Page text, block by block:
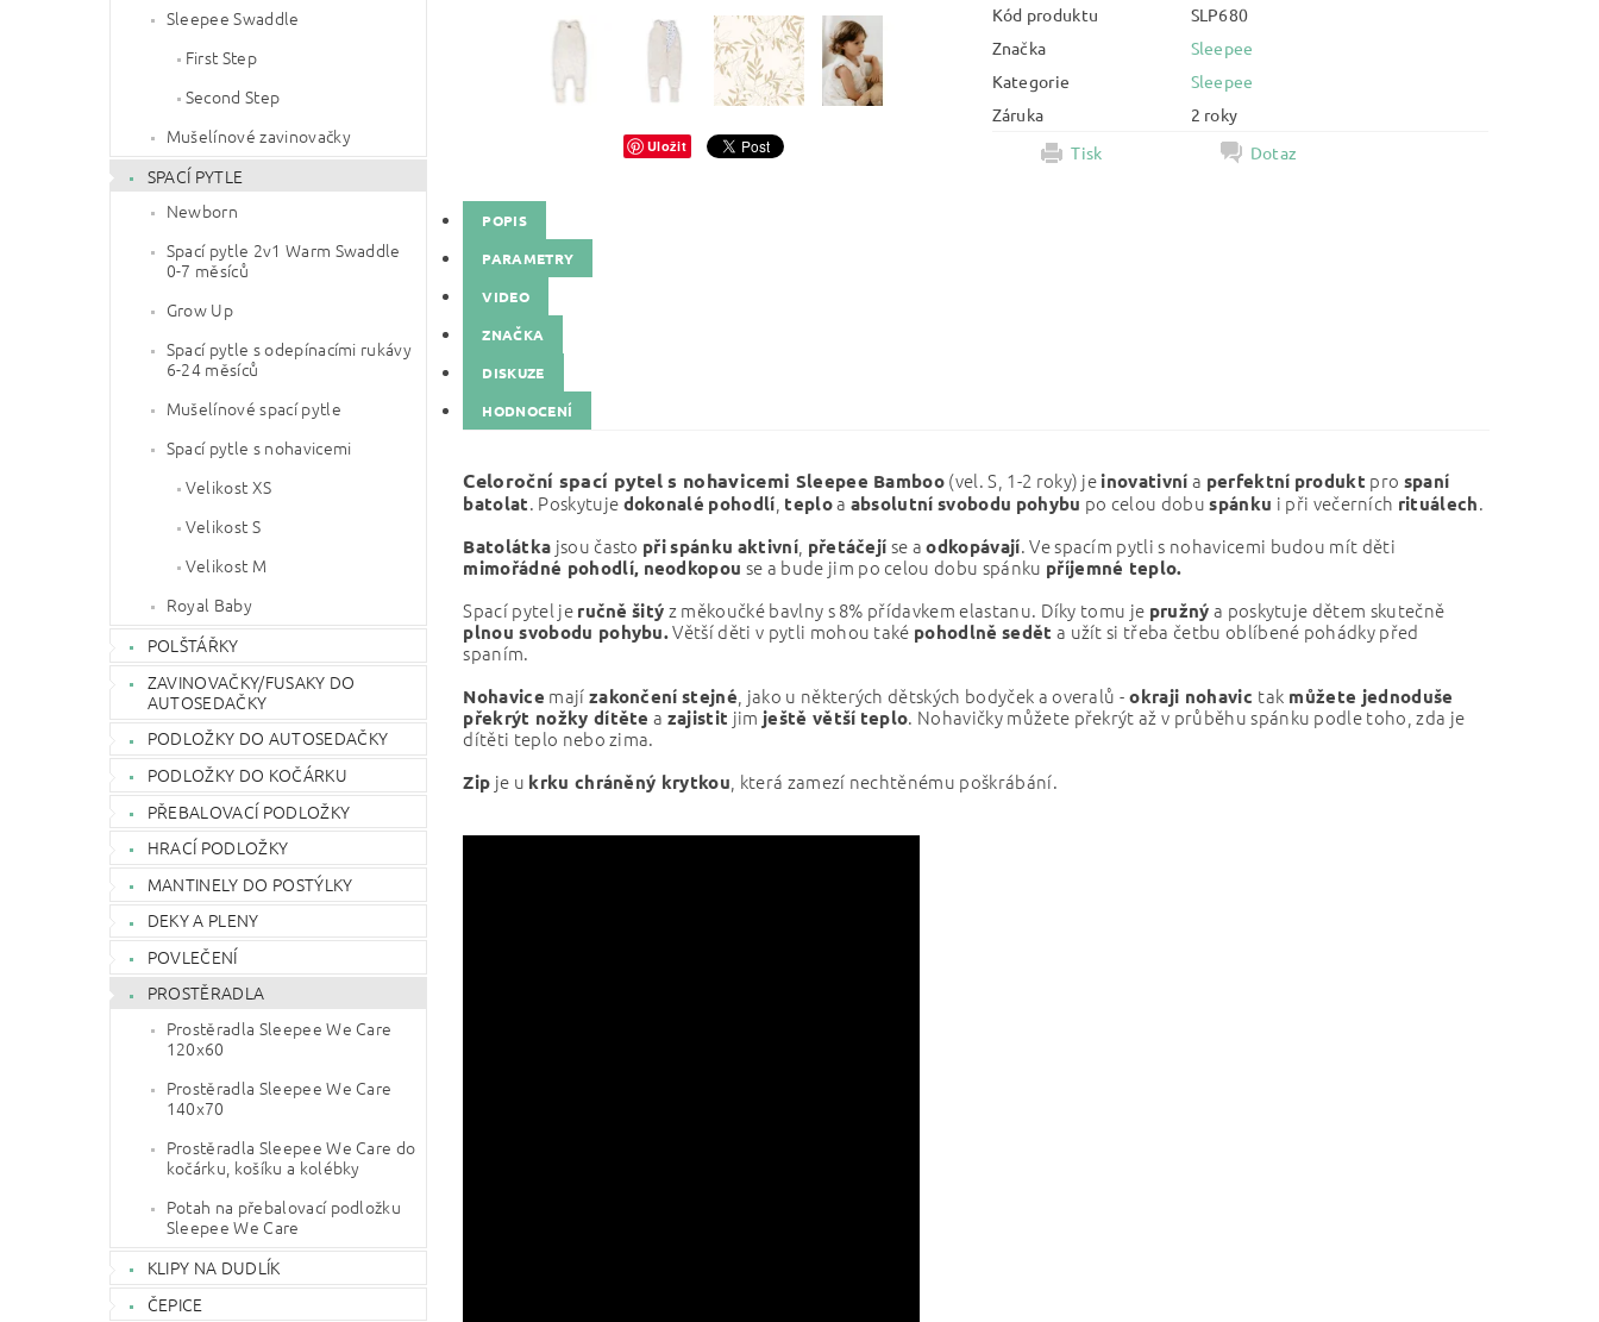
Sleepee Swaddle
First Step
Second Step
Mušelínové zavinovačky
SPACÍ PYTLE
Newborn
Spací pytle 2v1 Warm Swaddle
0-7 měsíců
Grow Up
Spací pytle s odepínacími rukávy
6-24 měsíců
Mušelínové spací pytle
Spací pytle s nohavicemi
Velikost XS
Velikost S
Velikost M
Royal Baby
POLŠTÁŘKY
ZAVINOVAČKY/FUSAKY DO
AUTOSEDAČKY
PODLOŽKY DO AUTOSEDAČKY
PODLOŽKY DO KOČÁRKU
PŘEBALOVACÍ PODLOŽKY
HRACÍ PODLOŽKY
MANTINELY DO POSTÝLKY
DEKY A PLENY
POVLEČENÍ
PROSTĚRADLA
Prostěradla Sleepee We Care
120x60
Prostěradla Sleepee We Care
140x70
Prostěradla Sleepee We Care do
kočárku, košíku a kolébky
Potah na přebalovací podložku
Sleepee We Care
KLIPY NA DUDLÍK
ČEPICE
Uložit
Kód produktu
SLP680
Značka
Sleepee
Kategorie
Sleepee
Záruka
2 roky
Tisk
Dotaz
POPIS
PARAMETRY
VIDEO
ZNAČKA
DISKUZE
HODNOCENÍ
Celoroční spací pytel s nohavicemi Sleepee Bamboo (vel. S, 1-2 roky) jeinovativní a perfektní produkt pro spaní
batolat. Poskytuje dokonalé pohodlí teploa absolutní svobodu pohybu po celou dobuspánku i při večerních rituálech.
Batolátka jsou často přispánku aktivní, přetáčejí se aodkopávají. Ve spacím pytli s nohavicemi budou mít děti
mimořádné pohodlí, neodkopou se a bude jim po celou dobu spánku příjemné teplo.
Spací pytel je ručně šitý z měkoučké bavlny s 8% přídavkem elastanu. Díky tomu je pružný a poskytuje dětem skutečně
plnou svobodu pohybu.Větší děti v pytli mohou také pohodlně sedět a užít si třeba četbu oblíbené pohádky před
spaním.
Nohavice mají zakončení stejné , jako u některých dětských bodyček a overalů - okraji nohavic tak můžete jednoduše
překrýt nožky dítěte a zajistit jim ještě větší teplo. Nohavičky můžete překrýt až v průběhu spánku podle toho, zda je
dítěti teplo nebo zima.
Zip je u krku chráněný krytkou , která zamezí nechtěnému poškrábání.